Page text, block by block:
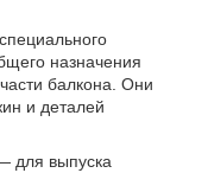
назначения
балкона. Они
и деталей
для выпуска